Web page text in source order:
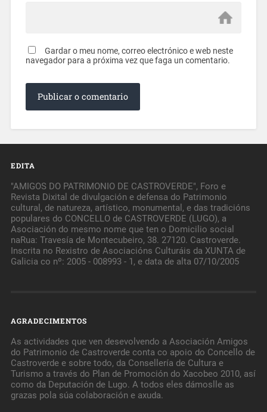
Gardar o meu nome, correo electrónico e web neste
navegador para a próxima vez que faga un comentario.
EDITA
"AMIGOS DO PATRIMONIO DE CASTROVERDE", Foro e
Revista Dixital de divulgación e defensa do Patrimonio
cultural, de natureza, artístico, monumental, e das tradicións
populares do CONCELLO de CASTROVERDE (LUGO), a
Asociación do mesmo nome que ten o Domicilio social
naRua: Travesía de Montecubeiro, 38. 27120. Castroverde.
Inscrita no Rexistro de Asociacións Culturáis da XUNTA de
Galicia co nº: 2005 - 008993 - 1, e data de alta 07/10/2005
AGRADECIMENTOS
As actividades que ven desevolvendo a Asociación Amigos
do Patrimonio de Castroverde conta co apoio do Concello de
Castroverde e sobre todo, da Consellería de Cultura e
Turismo a través do Plan de Promoción do Xacobeo 2010, así
como da Deputación de Lugo. A todos eles dámoslle as
grazas pola súa colaboración e axuda.